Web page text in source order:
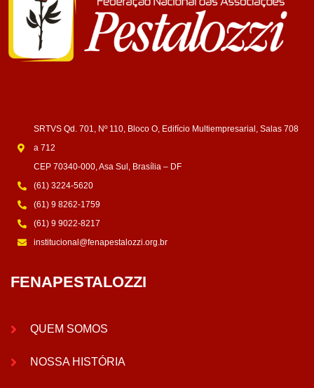
SRTVS Qd. 701, Nº 110, Bloco O, Edifício Multiempresarial, Salas 708
a 712
CEP 70340-000, Asa Sul, Brasília – DF
(61) 3224-5620
(61) 9 8262-1759
(61) 9 9022-8217
institucional@fenapestalozzi.org.br
FENAPESTALOZZI
QUEM SOMOS
NOSSA HISTÓRIA